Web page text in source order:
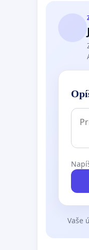
Vaše